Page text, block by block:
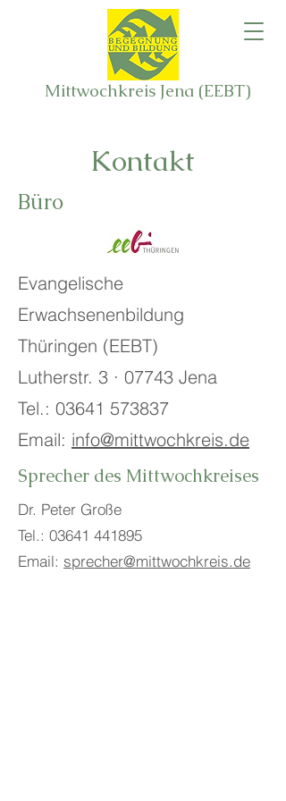
Mittwochkreis Jena (EEBT)
Kontakt
Büro
Evangelische
Erwachsenenbildung
Thüringen (EEBT)
Lutherstr. 3 · 07743 Jena
Tel.: 03641 573837
Email: info@mittwochkreis.de
Sprecher des Mittwochkreises
Dr. Peter Große
Tel.: 03641 441895
Email: sprecher@mittwochkreis.de